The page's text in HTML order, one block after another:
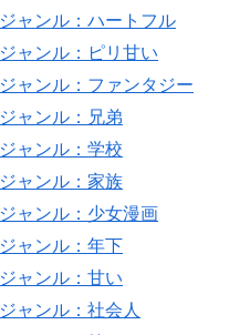
ジャンル：ハートフル
ジャンル：ピリ甘い
ジャンル：ファンタジー
ジャンル：兄弟
ジャンル：学校
ジャンル：家族
ジャンル：少女漫画
ジャンル：年下
ジャンル：甘い
ジャンル：社会人